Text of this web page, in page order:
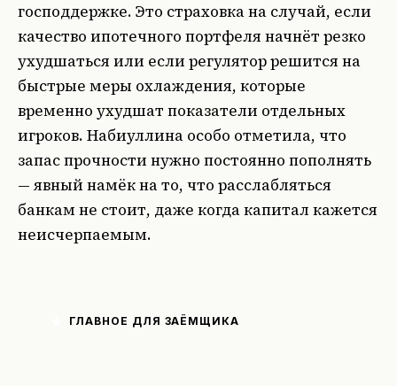
господдержке. Это страховка на случай, если
качество ипотечного портфеля начнёт резко
ухудшаться или если регулятор решится на
быстрые меры охлаждения, которые
временно ухудшат показатели отдельных
игроков. Набиуллина особо отметила, что
запас прочности нужно постоянно пополнять
— явный намёк на то, что расслабляться
банкам не стоит, даже когда капитал кажется
неисчерпаемым.
ГЛАВНОЕ ДЛЯ ЗАЁМЩИКА